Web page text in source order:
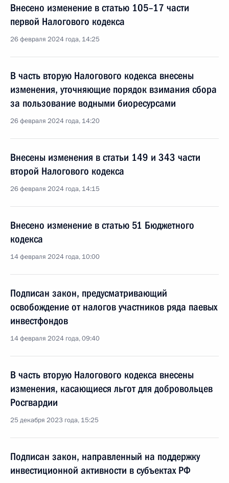
Внесено изменение в статью 105–17 части
первой Налогового кодекса
26 февраля 2024 года, 14:25
В часть вторую Налогового кодекса внесены
изменения, уточняющие порядок взимания сбора
за пользование водными биоресурсами
26 февраля 2024 года, 14:20
Внесены изменения в статьи 149 и 343 части
второй Налогового кодекса
26 февраля 2024 года, 14:15
Внесено изменение в статью 51 Бюджетного
кодекса
14 февраля 2024 года, 10:00
Подписан закон, предусматривающий
освобождение от налогов участников ряда паевых
инвестфондов
14 февраля 2024 года, 09:40
В часть вторую Налогового кодекса внесены
изменения, касающиеся льгот для добровольцев
Росгвардии
25 декабря 2023 года, 15:25
Подписан закон, направленный на поддержку
инвестиционной активности в субъектах РФ